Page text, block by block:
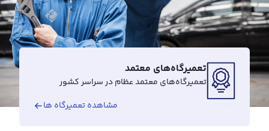
تعمیرگاه‌های معتمد
تعمیرگاه‌های معتمد عظام در سراسر کشور
مشاهده تعمیرگاه ها